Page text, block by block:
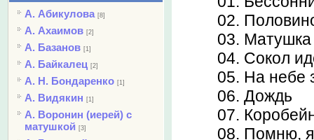
А. Абикулова [8]
А. Ахаимов [2]
А. Базанов [1]
А. Байкалец [2]
А. Н. Бондаренко [1]
А. Видякин [1]
А. Воронин (иерей) с
матушкой [3]
02.
03. Матушка
04. Сокол
05. На небе
06. Дождь
07.
08. Помню,